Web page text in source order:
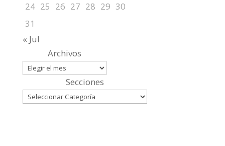
24 25 26 27 28 29 30
31
« Jul
Archivos
Secciones